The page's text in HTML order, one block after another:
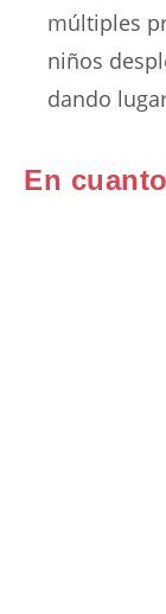
múltiples
niños
dando
En